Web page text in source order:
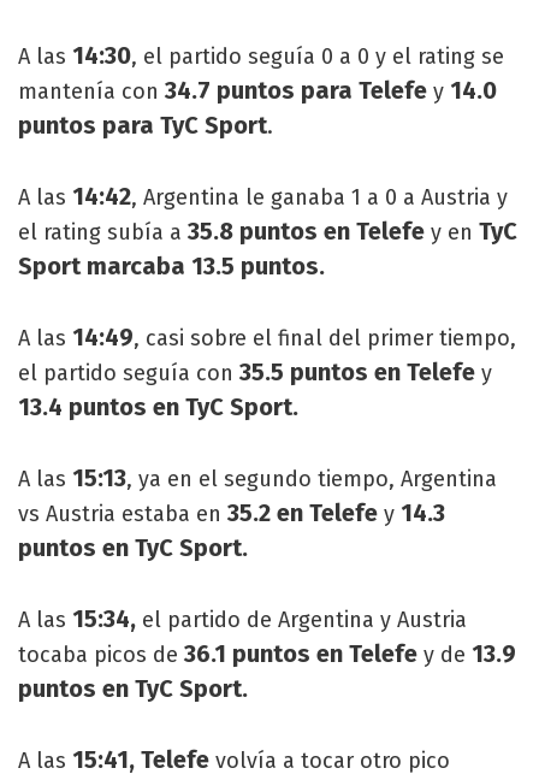
A las 14:30, el partido seguía 0 a 0 y el rating se
mantenía con 34.7 puntos para Telefe y 14.0
puntos para TyC Sport.
A las 14:42, Argentina le ganaba 1 a 0 a Austria y
el rating subía a 35.8 puntos en Telefe y en TyC
Sport marcaba 13.5 puntos.
A las 14:49, casi sobre el final del primer tiempo,
el partido seguía con 35.5 puntos en Telefe y
13.4 puntos en TyC Sport.
A las 15:13, ya en el segundo tiempo, Argentina
vs Austria estaba en 35.2 en Telefe y 14.3
puntos en TyC Sport.
A las 15:34, el partido de Argentina y Austria
tocaba picos de 36.1 puntos en Telefe y de 13.9
puntos en TyC Sport.
A las 15:41, Telefe volvía a tocar otro pico